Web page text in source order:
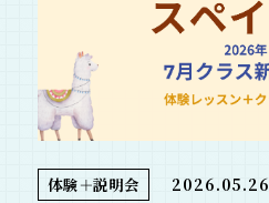
体験＋説明会 2026.05.26